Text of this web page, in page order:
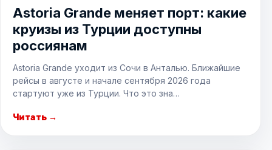
Astoria Grande меняет порт: какие
круизы из Турции доступны
россиянам
Astoria Grande уходит из Сочи в Анталью. Ближайшие
рейсы в августе и начале сентября 2026 года
стартуют уже из Турции. Что это зна…
Читать →